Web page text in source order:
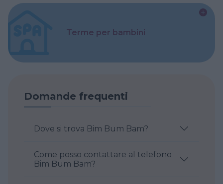
Terme per bambini
Domande frequenti
Dove si trova Bim Bum Bam?
Come posso contattare al telefono
Bim Bum Bam?